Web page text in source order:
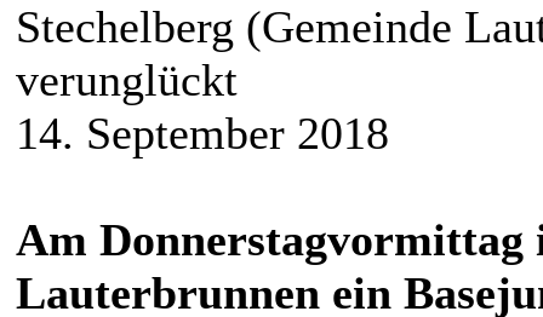
Stechelberg (Gemeinde
verunglückt
14. September 2018
Am Donnerstagvormittag
Lauterbrunnen ein